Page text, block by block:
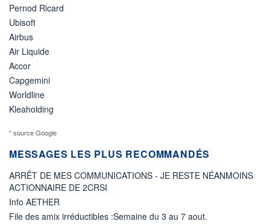
Pernod Ricard
Ubisoft
Airbus
Air Liquide
Accor
Capgemini
Worldline
Kleaholding
* source Google
MESSAGES LES PLUS RECOMMANDÉS
ARRÊT DE MES COMMUNICATIONS - JE RESTE NÉANMOINS
ACTIONNAIRE DE 2CRSI
Info AETHER
File des amix irréductibles :Semaine du 3 au 7 aout.